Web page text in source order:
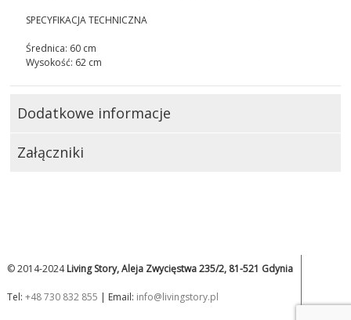
SPECYFIKACJA TECHNICZNA
Średnica: 60 cm
Wysokość: 62 cm
Dodatkowe informacje
Załączniki
© 2014-2024Living Story, Aleja Zwycięstwa 235/2, 81-521 Gdynia
Tel: +48 730 832 855 | Email: info@livingstory.pl